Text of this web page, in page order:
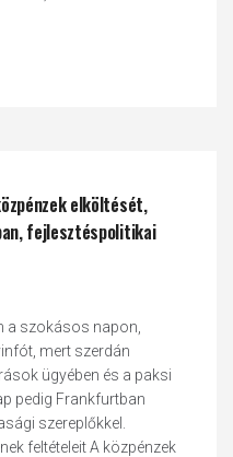
elköltését,
fejlesztéspolitikai
a szokásos napon,
mert szerdán
ügyében és a paksi
pedig Frankfurtban
szereplőkkel.
feltételeit A közpénzek